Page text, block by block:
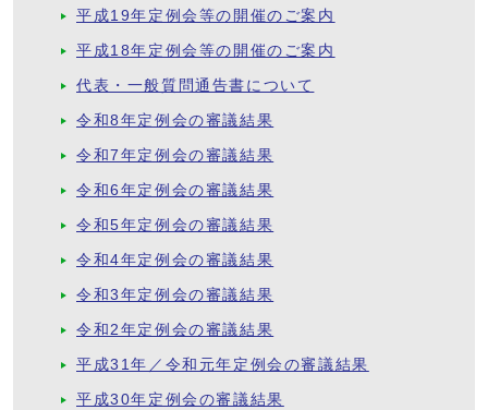
平成19年定例会等の開催のご案内
平成18年定例会等の開催のご案内
代表・一般質問通告書について
令和8年定例会の審議結果
令和7年定例会の審議結果
令和6年定例会の審議結果
令和5年定例会の審議結果
令和4年定例会の審議結果
令和3年定例会の審議結果
令和2年定例会の審議結果
平成31年／令和元年定例会の審議結果
平成30年定例会の審議結果